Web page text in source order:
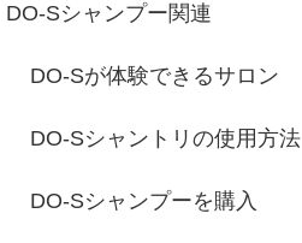
DO-Sシャンプー関連
DO-Sが体験できるサロン
DO-Sシャントリの使用方法
DO-Sシャンプーを購入